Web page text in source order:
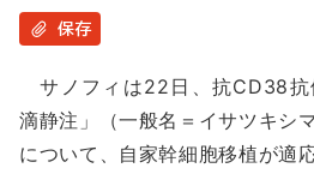
ツ
に
動
保存
サノフィは22日、抗CD38抗
滴静注」（一般名＝イサツキシ
について、自家幹細胞移植が適